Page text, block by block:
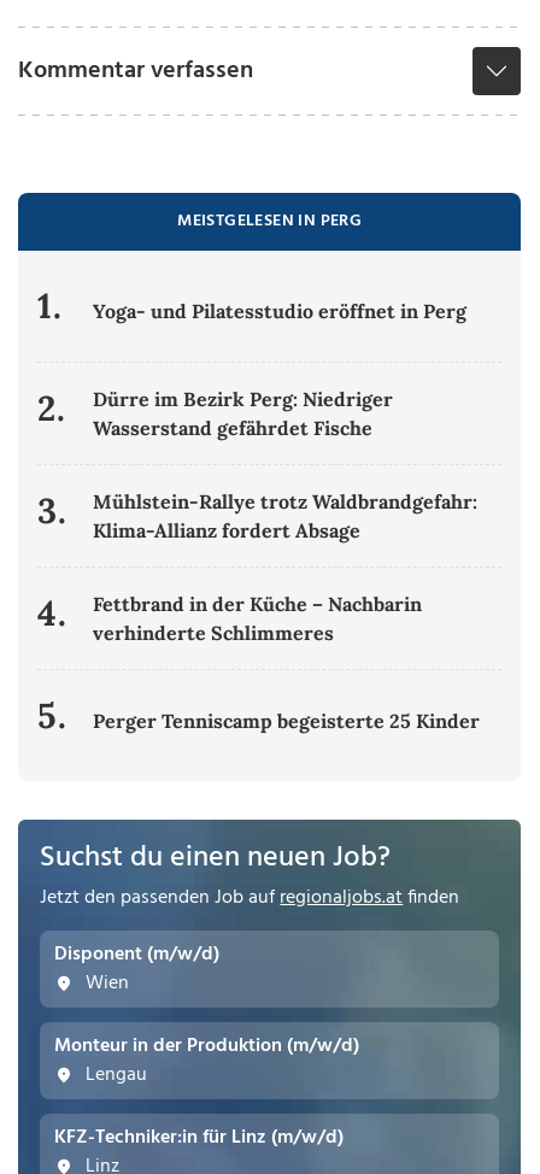
Kommentar verfassen
MEISTGELESEN IN PERG
1. Yoga- und Pilatesstudio eröffnet in Perg
2.
Dürre im Bezirk Perg: Niedriger
Wasserstand gefährdet Fische
3.
Mühlstein-Rallye trotz Waldbrandgefahr:
Klima-Allianz fordert Absage
4.
Fettbrand in der Küche – Nachbarin
verhinderte Schlimmeres
5. Perger Tenniscamp begeisterte 25 Kinder
Suchst du einen neuen Job?
Jetzt den passenden Job aufregionaljobs.atfinden
Disponent (m/w/d)
Wien
Monteur in der Produktion (m/w/d)
Lengau
KFZ-Techniker:in für Linz (m/w/d)
Linz